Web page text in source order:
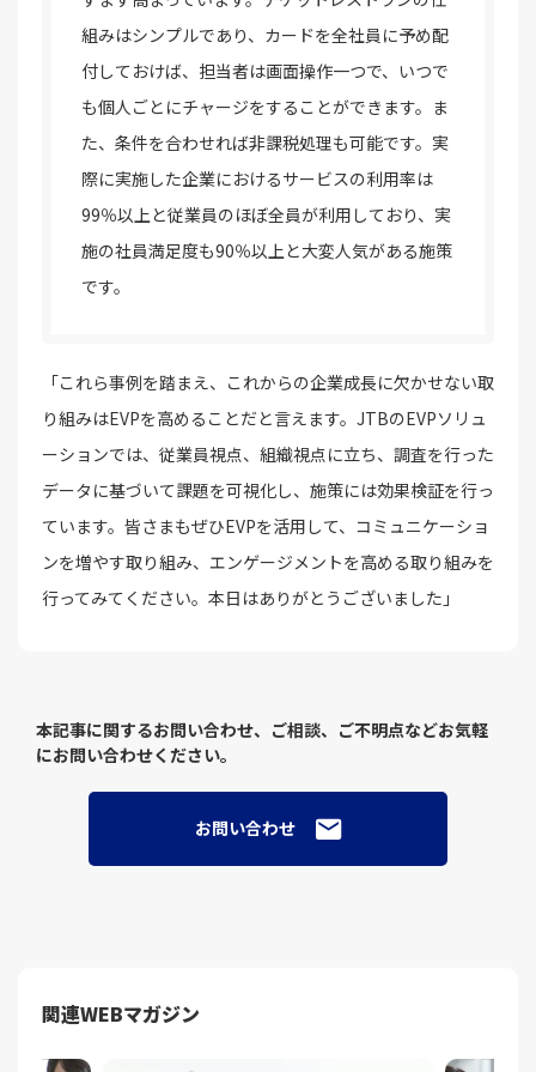
組みはシンプルであり、カードを全社員に予め配
付しておけば、担当者は画面操作一つで、いつで
も個人ごとにチャージをすることができます。ま
た、条件を合わせれば非課税処理も可能です。実
際に実施した企業におけるサービスの利用率は
99％以上と従業員のほぼ全員が利用しており、実
施の社員満足度も90％以上と大変人気がある施策
です。
「これら事例を踏まえ、これからの企業成長に欠かせない取
り組みはEVPを高めることだと言えます。JTBのEVPソリュ
ーションでは、従業員視点、組織視点に立ち、調査を行った
データに基づいて課題を可視化し、施策には効果検証を行っ
ています。皆さまもぜひEVPを活用して、コミュニケーショ
ンを増やす取り組み、エンゲージメントを高める取り組みを
行ってみてください。本日はありがとうございました」
本記事に関するお問い合わせ、ご相談、ご不明点などお気軽
にお問い合わせください。
お問い合わせ
関連WEBマガジン